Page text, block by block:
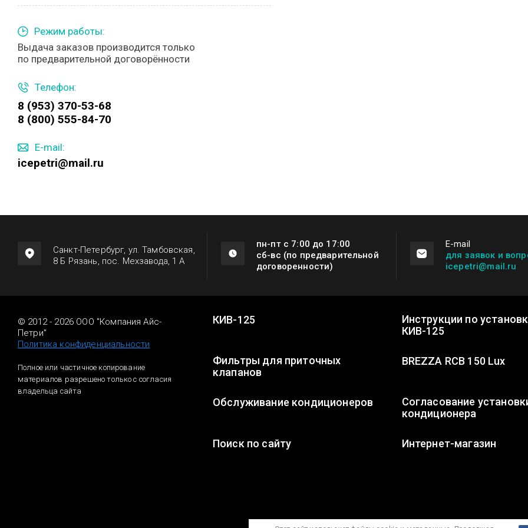
Режим работы:
Выдача заказов производится только
по предварительной договорённости
Телефон:
8 (953) 370-53-68
8 (800) 555-84-70
E-mail:
icepetri@mail.ru
Санкт-Петербург, ул. Тамбовская,
8 Б Рязань, пос. Мехзавода, 1 А
пн-пт с 7:00 до 17:00
сб-вс (по предварительной
договоренности)
Е-mail
для заявок и
icepetri@mail.ru
© 2012 - 2026 ООО "Компания Айс-
Петри"
Политика конфиденциальности
Полное или частичное копирование
материалов разрешено только с согласия
владельца сайта
КИВ-125
Инструкции по
КИВ-125
Фильтры для приточных
клапанов
BREZZA RCB 150 Lux
Обслуживание кондиционеров
Согласование
кондиционера
Поиск по сайту Интернет-магазин